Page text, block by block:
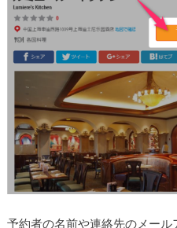
予約者の名前や連絡先のメー